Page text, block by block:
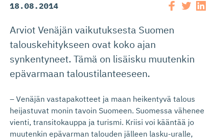
18.08.2014
Arviot Venäjän vaikutuksesta Suomen
talouskehitykseen ovat koko ajan
synkentyneet. Tämä on lisäisku muutenkin
epävarmaan taloustilanteeseen.
– Venäjän vastapakotteet ja maan heikentyvä talous
heijastuvat monin tavoin Suomeen. Suomessa vähenee
vienti, transitokauppa ja turismi. Kriisi voi kääntää jo
muutenkin epävarman talouden jälleen lasku-uralle,